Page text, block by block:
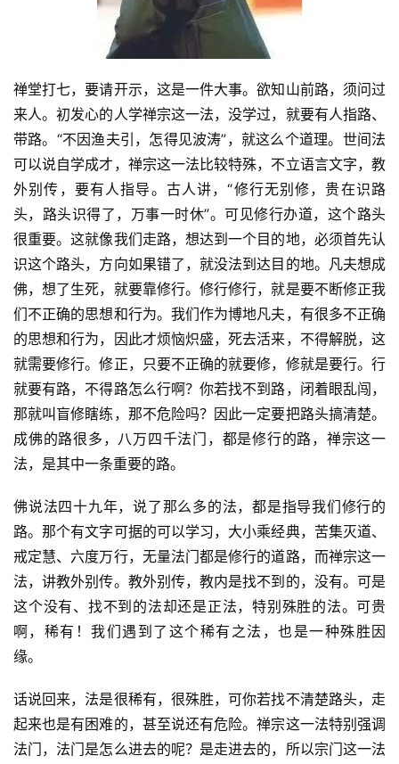
禅堂打七，要请开示，这是一件大事。欲知山前路，须问过
来人。初发心的人学禅宗这一法，没学过，就要有人指路、
带路。“不因渔夫引，怎得见波涛”，就这么个道理。世间法
可以说自学成才，禅宗这一法比较特殊，不立语言文字，教
外别传，要有人指导。古人讲，“修行无别修，贵在识路
头，路头识得了，万事一时休”。可见修行办道，这个路头
很重要。这就像我们走路，想达到一个目的地，必须首先认
识这个路头，方向如果错了，就没法到达目的地。凡夫想成
佛，想了生死，就要靠修行。修行修行，就是要不断修正我
们不正确的思想和行为。我们作为博地凡夫，有很多不正确
的思想和行为，因此才烦恼炽盛，死去活来，不得解脱，这
就需要修行。修正，只要不正确的就要修，修就是要行。行
就要有路，不得路怎么行啊？你若找不到路，闭着眼乱闯，
那就叫盲修瞎练，那不危险吗？因此一定要把路头搞清楚。
成佛的路很多，八万四千法门，都是修行的路，禅宗这一
法，是其中一条重要的路。
佛说法四十九年，说了那么多的法，都是指导我们修行的
路。那个有文字可据的可以学习，大小乘经典，苦集灭道、
戒定慧、六度万行，无量法门都是修行的道路，而禅宗这一
法，讲教外别传。教外别传，教内是找不到的，没有。可是
这个没有、找不到的法却还是正法，特别殊胜的法。可贵
啊，稀有！我们遇到了这个稀有之法，也是一种殊胜因
缘。
话说回来，法是很稀有，很殊胜，可你若找不清楚路头，走
起来也是有困难的，甚至说还有危险。禅宗这一法特别强调
法门，法门是怎么进去的呢？是走进去的，所以宗门这一法